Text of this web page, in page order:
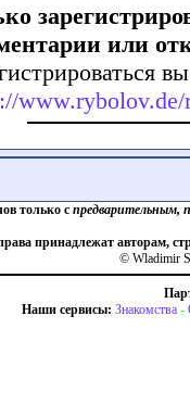
или
www.rybolov.de/
только с предварительным,
принадлежат авторам,
© Wladimir
Наши сервисы: Знакомства -